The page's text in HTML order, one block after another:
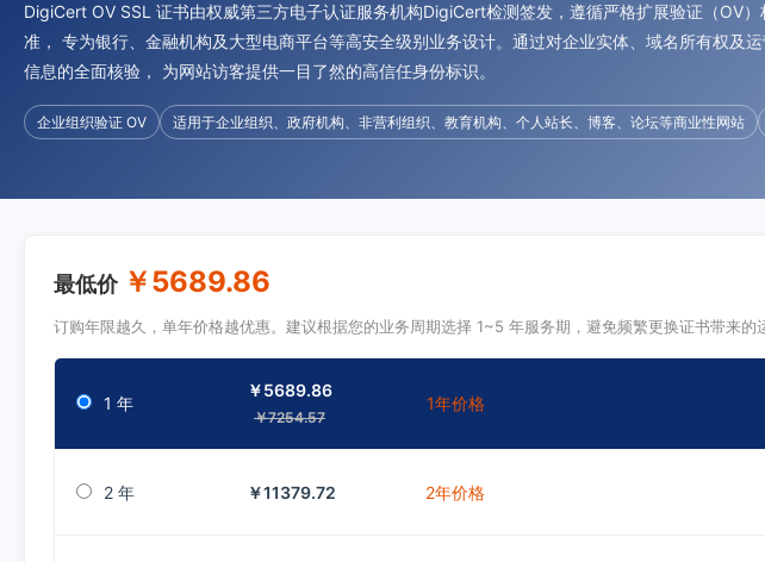
DigiCert OV SSL 证书由权威第三方电子认证服务机构DigiCert检测签发，遵循严格扩展验证（OV）
准， 专为银行、金融机构及大型电商平台等高安全级别业务设计。通过对企业实体、域名所有权及
信息的全面核验， 为网站访客提供一目了然的高信任身份标识。
企业组织验证 OV 适用于企业组织、政府机构、非营利组织、教育机构、个人站长、博客、论坛等商业性网站
最低价 ￥5689.86
订购年限越久，单年价格越优惠。建议根据您的业务周期选择 1~5 年服务期，避免频繁更换证书带来的
1 年
￥5689.86
￥7254.57
1年价格
2 年 ￥11379.72 2年价格